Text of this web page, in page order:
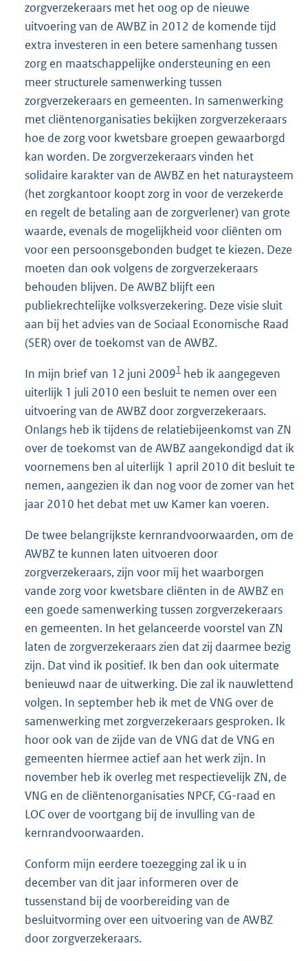
zorgverzekeraars met het oog op de nieuwe
uitvoering van de AWBZ in 2012 de komende tijd
extra investeren in een betere samenhang tussen
zorg en maatschappelijke ondersteuning en een
meer structurele samenwerking tussen
zorgverzekeraars en gemeenten. In samenwerking
met cliëntenorganisaties bekijken zorgverzekeraars
hoe de zorg voor kwetsbare groepen gewaarborgd
kan worden. De zorgverzekeraars vinden het
solidaire karakter van de AWBZ en het naturaysteem
(het zorgkantoor koopt zorg in voor de verzekerde
en regelt de betaling aan de zorgverlener) van grote
waarde, evenals de mogelijkheid voor cliënten om
voor een persoonsgebonden budget te kiezen. Deze
moeten dan ook volgens de zorgverzekeraars
behouden blijven. De AWBZ blijft een
publiekrechtelijke volksverzekering. Deze visie sluit
aan bij het advies van de Sociaal Economische Raad
(SER) over de toekomst van de AWBZ.
In mijn brief van 12 juni 20091 heb ik aangegeven
uiterlijk 1 juli 2010 een besluit te nemen over een
uitvoering van de AWBZ door zorgverzekeraars.
Onlangs heb ik tijdens de relatiebijeenkomst van ZN
over de toekomst van de AWBZ aangekondigd dat ik
voornemens ben al uiterlijk 1 april 2010 dit besluit te
nemen, aangezien ik dan nog voor de zomer van het
jaar 2010 het debat met uw Kamer kan voeren.
De twee belangrijkste kernrandvoorwaarden, om de
AWBZ te kunnen laten uitvoeren door
zorgverzekeraars, zijn voor mij het waarborgen
vande zorg voor kwetsbare cliënten in de AWBZ en
een goede samenwerking tussen zorgverzekeraars
en gemeenten. In het gelanceerde voorstel van ZN
laten de zorgverzekeraars zien dat zij daarmee bezig
zijn. Dat vind ik positief. Ik ben dan ook uitermate
benieuwd naar de uitwerking. Die zal ik nauwlettend
volgen. In september heb ik met de VNG over de
samenwerking met zorgverzekeraars gesproken. Ik
hoor ook van de zijde van de VNG dat de VNG en
gemeenten hiermee actief aan het werk zijn. In
november heb ik overleg met respectievelijk ZN, de
VNG en de cliëntenorganisaties NPCF, CG-raad en
LOC over de voortgang bij de invulling van de
kernrandvoorwaarden.
Conform mijn eerdere toezegging zal ik u in
december van dit jaar informeren over de
tussenstand bij de voorbereiding van de
besluitvorming over een uitvoering van de AWBZ
door zorgverzekeraars.